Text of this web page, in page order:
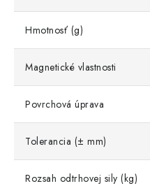
Hmotnosť (g)
Magnetické vlastnosti
Povrchová úprava
Tolerancia (± mm)
Rozsah odtrhovej sily (kg)